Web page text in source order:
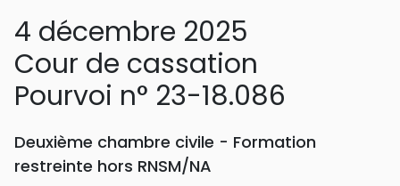
4 décembre 2025
Cour de cassation
Pourvoi n° 23-18.086
Deuxième chambre civile - Formation
restreinte hors RNSM/NA